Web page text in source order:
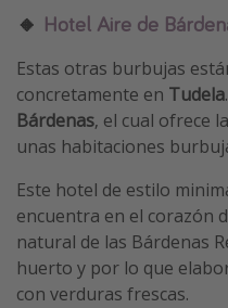
🔸 Hotel Aire de
Estas otras burbujas
concretamente en Tudela
Bárdenas, el cual ofrece
unas habitaciones
Este hotel de estilo
encuentra en el corazón
natural de las Bárdenas
huerto y por lo que
con verduras frescas.